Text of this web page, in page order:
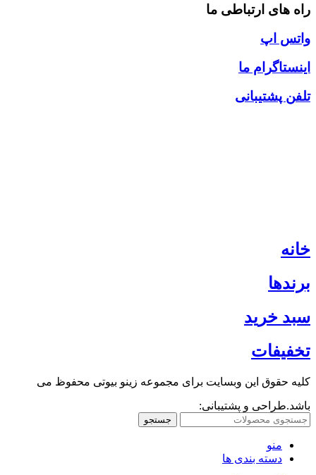
راه های ارتباطی ما
واتس اپ
اینستاگرام ما
تلفن پشتیبانی
خانه
برندها
سبد خرید
تخفیفات
کلیه حقوق این وبسایت برای مجموعه زینو بیوتی محفوظ می
باشد.طراحی و پشتیبانی:
جستجو
منو
دسته بندی ها